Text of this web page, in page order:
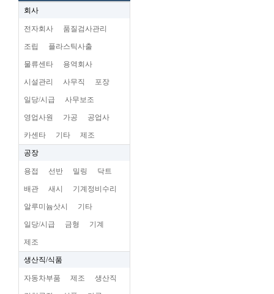
회사
전자회사 품질검사관리
조립 플라스틱사출
물류센타 용역회사
시설관리 사무직 포장
일당/시급 사무보조
영업사원 가공 공업사
카센타 기타 제조
공장
용접 선반 밀링 닥트
배관 새시 기계정비수리
알루미늄삿시 기타
일당/시급 금형 기계
제조
생산직/식품
자동차부품 제조 생산직